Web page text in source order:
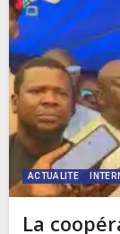
ACTUALITE
La